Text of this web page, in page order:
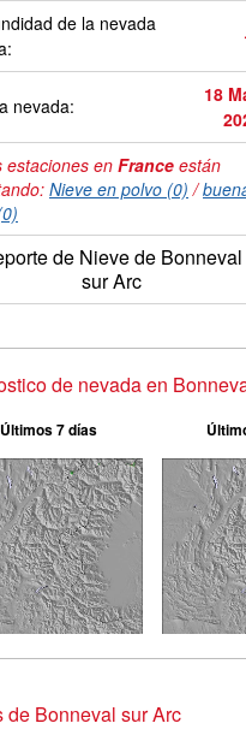
de la nevada
nevada:
18
estaciones en France están
Nieve en polvo (0) /
de Nieve de Bonneval
sur Arc
de nevada en
Últimos 7 días
de Bonneval sur Arc